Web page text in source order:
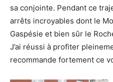
sa conjointe. Pendant ce
arrêts incroyables dont le
Gaspésie et bien sûr le
J’ai réussi à profiter
recommande fortement ce